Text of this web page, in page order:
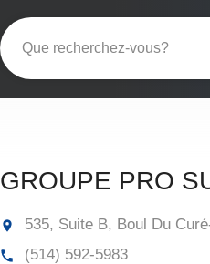
GROUPE PRO
535, Suite B, Boul Du
(514) 592-5983